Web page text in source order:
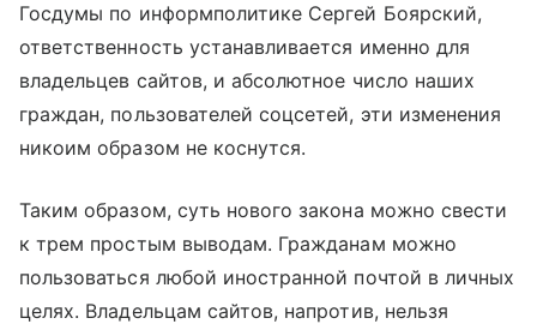
Госдумы по информполитике Сергей Боярский,
ответственность устанавливается именно для
владельцев сайтов, и абсолютное число наших
граждан, пользователей соцсетей, эти изменения
никоим образом не коснутся.
Таким образом, суть нового закона можно свести
к трем простым выводам. Гражданам можно
пользоваться любой иностранной почтой в личных
целях. Владельцам сайтов, напротив, нельзя